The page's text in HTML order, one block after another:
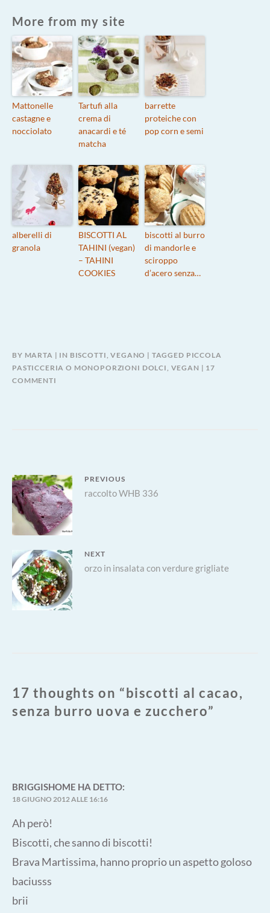
More from my site
Mattonelle
castagne e
nocciolato
Tartufi alla
crema di
anacardi e té
matcha
barrette
proteiche con
pop corn e semi
alberelli di
granola
BISCOTTI AL
TAHINI (vegan)
– TAHINI
COOKIES
biscotti al burro
di mandorle e
sciroppo
d’acero senza…
BY MARTA IN BISCOTTI ,VEGANO TAGGED PICCOLA
PASTICCERIA O MONOPORZIONI DOLCI VEGAN
17
COMMENTI
ZUCCHERO
Navigazione
articoli
PREVIOUS
Previous
post:
raccolto WHB 336
NEXT
Next
post:
orzo in insalata con verdure grigliate
17 thoughts on “biscotti al cacao,
senza burro uova e zucchero”
BRIGGISHOME HA DETTO:
18 GIUGNO 2012 ALLE 16:16
Ah però!
Biscotti, che sanno di biscotti!
Brava Martissima, hanno proprio un aspetto goloso
baciusss
brii